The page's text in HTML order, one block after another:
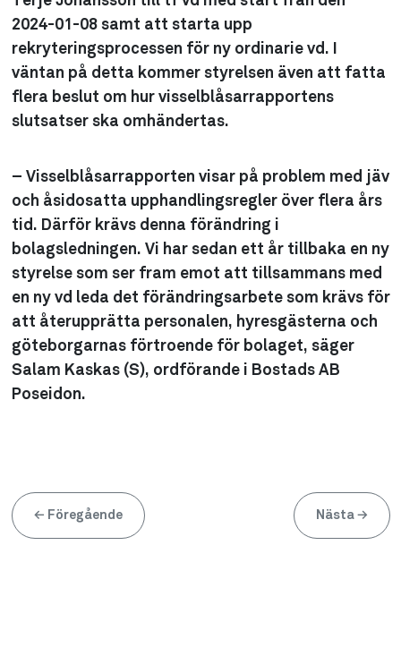
2024-01-08 samt att starta upp
rekryteringsprocessen för ny ordinarie vd. I
väntan på detta kommer styrelsen även att fatta
flera beslut om hur visselblåsarrapportens
slutsatser ska omhändertas.
– Visselblåsarrapporten visar på problem med jäv
och åsidosatta upphandlingsregler över flera års
tid. Därför krävs denna förändring i
bolagsledningen. Vi har sedan ett år tillbaka en ny
styrelse som ser fram emot att tillsammans med
en ny vd leda det förändringsarbete som krävs för
att återupprätta personalen, hyresgästerna och
göteborgarnas förtroende för bolaget, säger
Salam Kaskas (S), ordförande i Bostads AB
Poseidon.
← Föregående Nästa →